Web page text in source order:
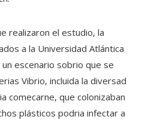
realizaron el estudio, la
a la Universidad Atlántica
escenario sobrio que se
Vibrio, incluida la diversad
comecarne, que colonizaban
plásticos podria infectar a